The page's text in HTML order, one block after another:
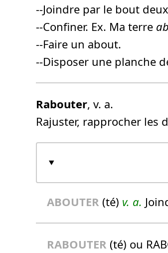
--Joindre par le bout
--Confiner. Ex. Ma terre
--Faire un about.
--Disposer une planche
Rabouter, v. a.
Rajuster, rapprocher les
ABOUTER (té) v. a.
RABOUTER (té) ou